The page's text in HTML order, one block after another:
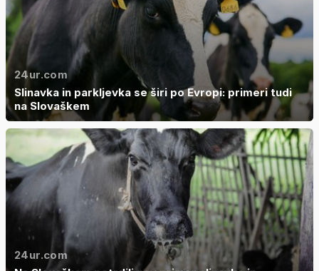
24ur.com
Slinavka in parkljevka se širi po Evropi: primeri tudi
na Slovaškem
24ur.com